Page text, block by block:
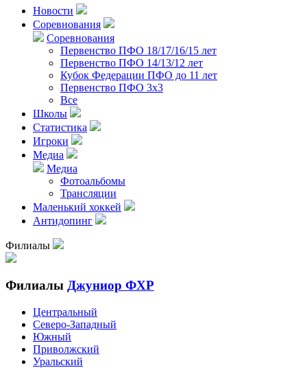
Новости
Соревнования
Соревнования
Первенство ПФО 18/17/16/15 лет
Первенство ПФО 14/13/12 лет
Кубок Федерации ПФО до 11 лет
Первенство ПФО 3х3
Все
Школы
Статистика
Игроки
Медиа
Медиа
Фотоальбомы
Трансляции
Маленький хоккей
Антидопинг
Филиалы
Филиалы Джуниор ФХР
Центральный
Северо-Западный
Южный
Приволжский
Уральский